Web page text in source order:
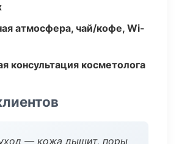
атмосфера, чай/кофе, Wi-
консультация косметолога
— кожа дышит, поры